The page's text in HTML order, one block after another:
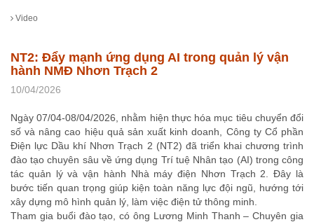
Video
NT2: Đẩy mạnh ứng dụng AI trong quản lý vận
hành NMĐ Nhơn Trạch 2
10/04/2026
Ngày 07/04-08/04/2026, nhằm hiện thực hóa mục tiêu chuyển đổi
số và nâng cao hiệu quả sản xuất kinh doanh, Công ty Cổ phần
Điện lực Dầu khí Nhơn Trạch 2 (NT2) đã triển khai chương trình
đào tạo chuyên sâu về ứng dụng Trí tuệ Nhân tạo (AI) trong công
tác quản lý và vận hành Nhà máy điện Nhơn Trạch 2. Đây là
bước tiến quan trọng giúp kiện toàn năng lực đội ngũ, hướng tới
xây dựng mô hình quản lý, làm việc điện tử thông minh.
Tham gia buổi đào tạo, có ông Lương Minh Thanh – Chuyên gia